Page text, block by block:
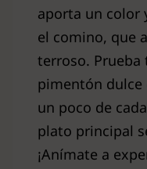
aporta un color
el comino, que
terroso. Prueba
pimentón dulce
un poco de
plato principal
¡Anímate a